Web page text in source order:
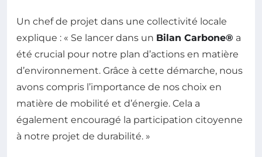
Un chef de projet dans une collectivité locale
explique : « Se lancer dans un Bilan Carbone® a
été crucial pour notre plan d’actions en matière
d’environnement. Grâce à cette démarche, nous
avons compris l’importance de nos choix en
matière de mobilité et d’énergie. Cela a
également encouragé la participation citoyenne
à notre projet de durabilité. »